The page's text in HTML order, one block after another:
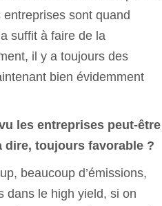
sont quand
suffit à faire de la
il y a toujours des
bien évidemment
les entreprises peut-être
dire, toujours favorable ?
beaucoup d’émissions,
dans le high yield, si on